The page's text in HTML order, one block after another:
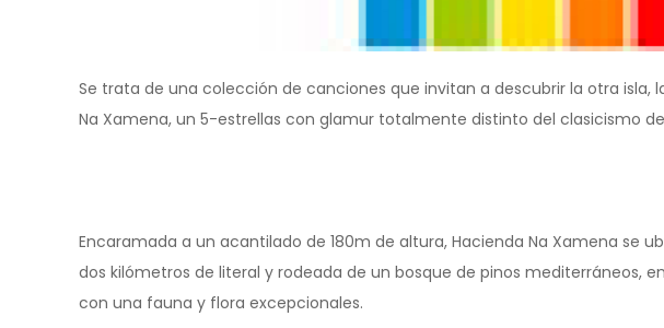
Se trata de una colección de canciones que invitan a descubrir la otra isla,
Na Xamena, un 5-estrellas con glamur totalmente distinto del clasicismo
Encaramada a un acantilado de 180m de altura, Hacienda Na Xamena se
dos kilómetros de literal y rodeada de un bosque de pinos mediterráneos,
con una fauna y flora excepcionales.